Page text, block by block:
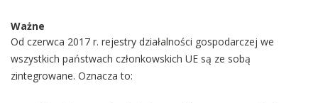
Ważne
Od czerwca 2017 r. rejestry działalności gospodarczej we
wszystkich państwach członkowskich UE są ze sobą
zintegrowane. Oznacza to: